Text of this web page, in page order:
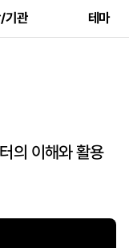
기관 테마
의 이해와 활용